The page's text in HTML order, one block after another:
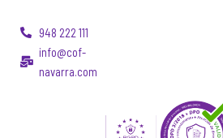
948 222 111
info@cof-
navarra.com